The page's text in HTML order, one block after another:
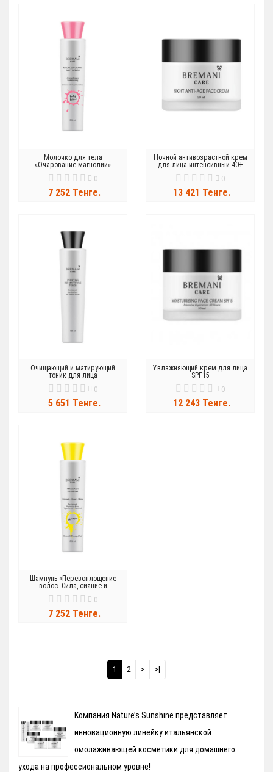
Молочко для тела
«Очарование магнолии»
0
7 252 Тенге.
Ночной антивозрастной крем
для лица интенсивный 40+
0
13 421 Тенге.
Очищающий и матирующий
тоник для лица
0
5 651 Тенге.
Увлажняющий крем для лица
SPF15
0
12 243 Тенге.
Шампунь «Перевоплощение
волос. Сила, сияние и
гладкость»
0
7 252 Тенге.
1 2 > >|
Компания Nature’s Sunshine представляет
инновационную линейку итальянской
омолаживающей косметики для домашнего
ухода на профессиональном уровне!